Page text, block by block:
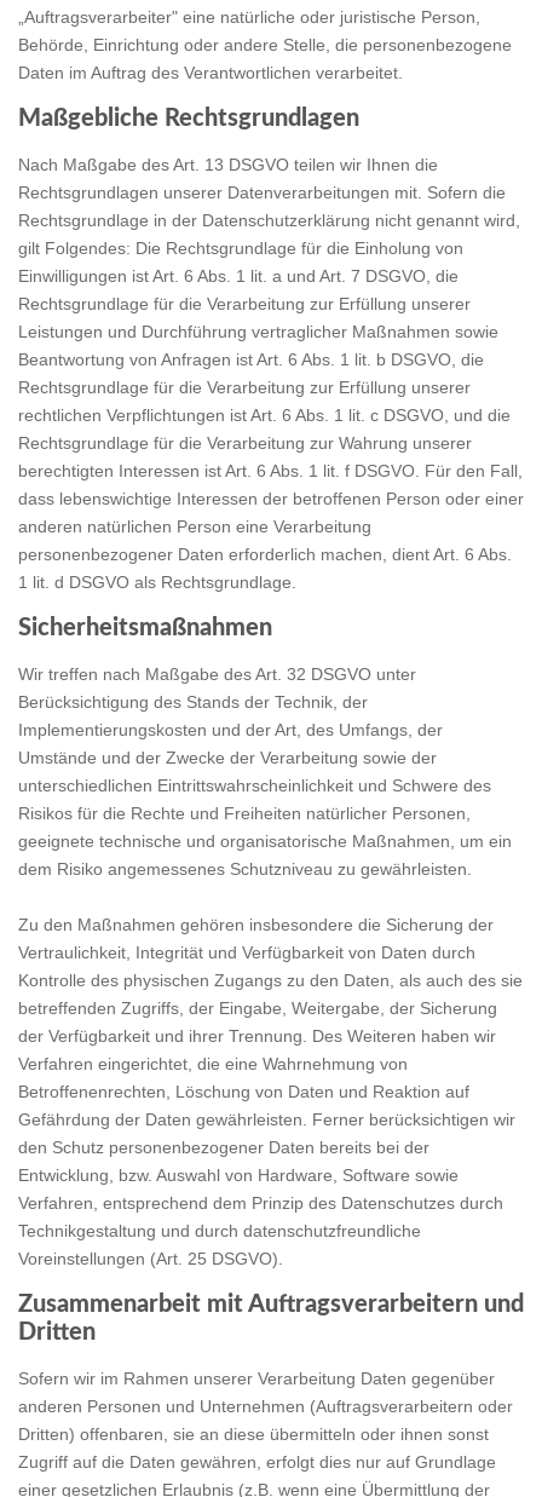
„Auftragsverarbeiter" eine natürliche oder juristische Person,
Behörde, Einrichtung oder andere Stelle, die personenbezogene
Daten im Auftrag des Verantwortlichen verarbeitet.
Maßgebliche Rechtsgrundlagen
Nach Maßgabe des Art. 13 DSGVO teilen wir Ihnen die
Rechtsgrundlagen unserer Datenverarbeitungen mit. Sofern die
Rechtsgrundlage in der Datenschutzerklärung nicht genannt wird,
gilt Folgendes: Die Rechtsgrundlage für die Einholung von
Einwilligungen ist Art. 6 Abs. 1 lit. a und Art. 7 DSGVO, die
Rechtsgrundlage für die Verarbeitung zur Erfüllung unserer
Leistungen und Durchführung vertraglicher Maßnahmen sowie
Beantwortung von Anfragen ist Art. 6 Abs. 1 lit. b DSGVO, die
Rechtsgrundlage für die Verarbeitung zur Erfüllung unserer
rechtlichen Verpflichtungen ist Art. 6 Abs. 1 lit. c DSGVO, und die
Rechtsgrundlage für die Verarbeitung zur Wahrung unserer
berechtigten Interessen ist Art. 6 Abs. 1 lit. f DSGVO. Für den Fall,
dass lebenswichtige Interessen der betroffenen Person oder einer
anderen natürlichen Person eine Verarbeitung
personenbezogener Daten erforderlich machen, dient Art. 6 Abs.
1 lit. d DSGVO als Rechtsgrundlage.
Sicherheitsmaßnahmen
Wir treffen nach Maßgabe des Art. 32 DSGVO unter
Berücksichtigung des Stands der Technik, der
Implementierungskosten und der Art, des Umfangs, der
Umstände und der Zwecke der Verarbeitung sowie der
unterschiedlichen Eintrittswahrscheinlichkeit und Schwere des
Risikos für die Rechte und Freiheiten natürlicher Personen,
geeignete technische und organisatorische Maßnahmen, um ein
dem Risiko angemessenes Schutzniveau zu gewährleisten.
Zu den Maßnahmen gehören insbesondere die Sicherung der
Vertraulichkeit, Integrität und Verfügbarkeit von Daten durch
Kontrolle des physischen Zugangs zu den Daten, als auch des sie
betreffenden Zugriffs, der Eingabe, Weitergabe, der Sicherung
der Verfügbarkeit und ihrer Trennung. Des Weiteren haben wir
Verfahren eingerichtet, die eine Wahrnehmung von
Betroffenenrechten, Löschung von Daten und Reaktion auf
Gefährdung der Daten gewährleisten. Ferner berücksichtigen wir
den Schutz personenbezogener Daten bereits bei der
Entwicklung, bzw. Auswahl von Hardware, Software sowie
Verfahren, entsprechend dem Prinzip des Datenschutzes durch
Technikgestaltung und durch datenschutzfreundliche
Voreinstellungen (Art. 25 DSGVO).
Zusammenarbeit mit Auftragsverarbeitern und
Dritten
Sofern wir im Rahmen unserer Verarbeitung Daten gegenüber
anderen Personen und Unternehmen (Auftragsverarbeitern oder
Dritten) offenbaren, sie an diese übermitteln oder ihnen sonst
Zugriff auf die Daten gewähren, erfolgt dies nur auf Grundlage
einer gesetzlichen Erlaubnis (z.B. wenn eine Übermittlung der